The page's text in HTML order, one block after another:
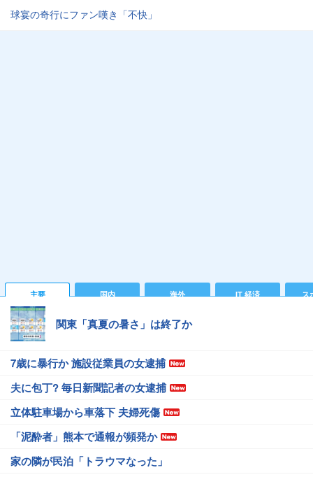
球宴の奇行にファン嘆き「不快」
主要 国内 海外 IT 経済 ス
関東「真夏の暑さ」は終了か
7歳に暴行か 施設従業員の女逮捕
夫に包丁? 毎日新聞記者の女逮捕
立体駐車場から車落下 夫婦死傷
「泥酔者」熊本で通報が頻発か
家の隣が民泊「トラウマなった」